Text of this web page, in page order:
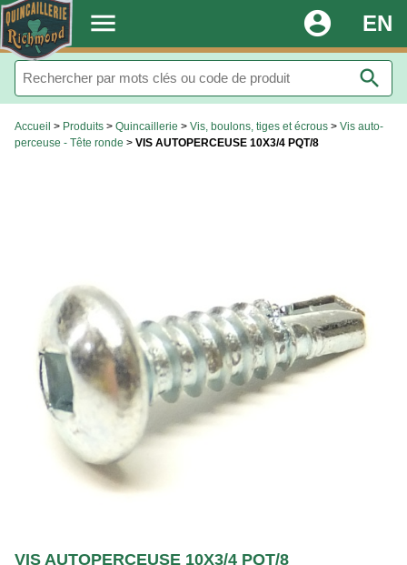
. menu EN
account_circle
search
Accueil > Produits > Quincaillerie > Vis, boulons, tiges et écrous > Vis auto-
perceuse - Tête ronde > VIS AUTOPERCEUSE 10X3/4 PQT/8
VIS AUTOPERCEUSE 10X3/4 PQT/8